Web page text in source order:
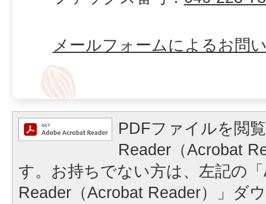
メールフォームによるお問
PDFファイルを閲
Reader（Acrobat
す。お持ちでない方は、左記の
Reader（Acrobat Reader）」ダ